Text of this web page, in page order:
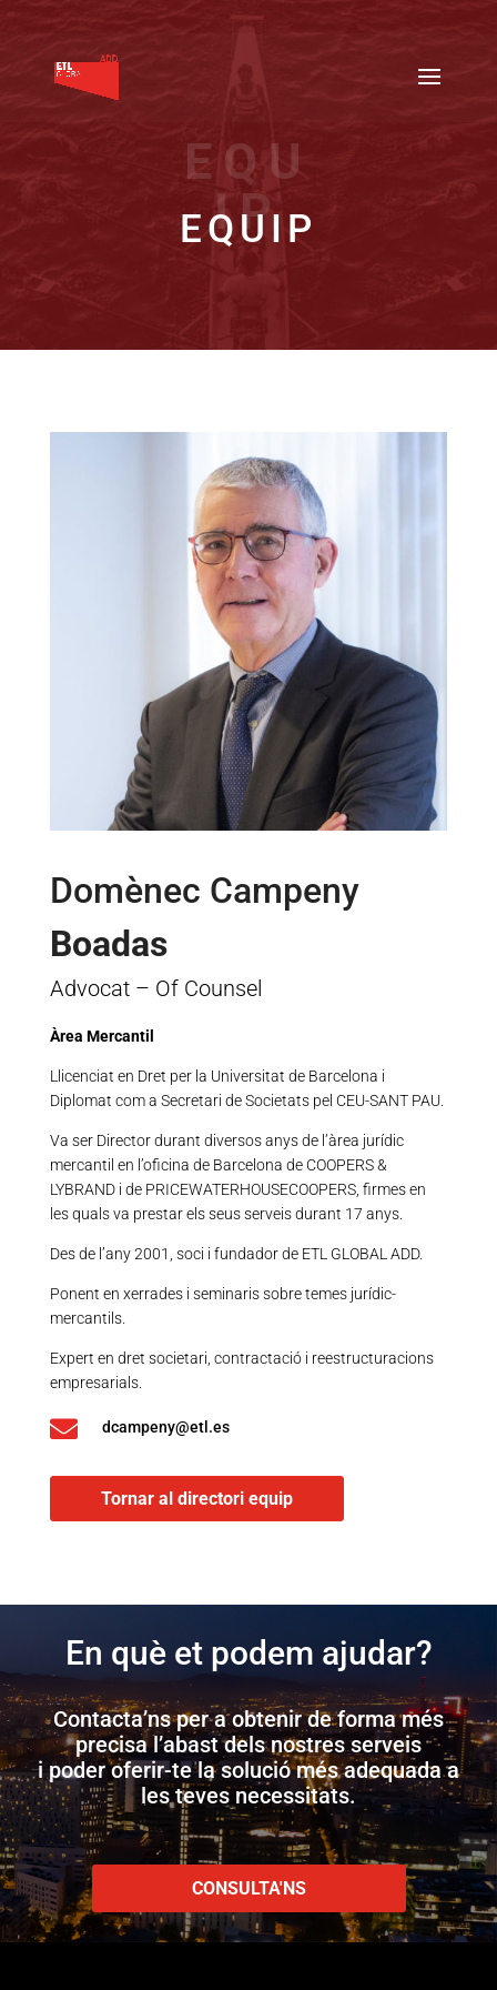
EQUIP
EQU
IP
Domènec Campeny
Boadas
Advocat – Of Counsel
Àrea Mercantil
Llicenciat en Dret per la Universitat de Barcelona i
Diplomat com a Secretari de Societats pel CEU-SANT PAU.
Va ser Director durant diversos anys de l’àrea jurídic
mercantil en l’oficina de Barcelona de COOPERS &
LYBRAND i de PRICEWATERHOUSECOOPERS, firmes en
les quals va prestar els seus serveis durant 17 anys.
Des de l’any 2001, soci i fundador de ETL GLOBAL ADD.
Ponent en xerrades i seminaris sobre temes jurídic-
mercantils.
Expert en dret societari, contractació i reestructuracions
empresarials.
 dcampeny@etl.es
Tornar al directori equip
En què et podem ajudar?
Contacta’ns per a obtenir de forma més
precisa l’abast dels nostres serveis
i poder oferir-te la solució més adequada a
les teves necessitats.
CONSULTA'NS